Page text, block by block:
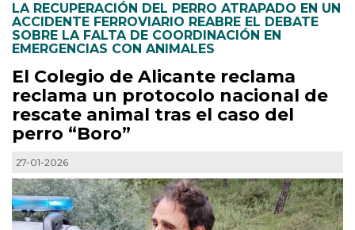
LA RECUPERACIÓN DEL PERRO ATRAPADO EN UN
ACCIDENTE FERROVIARIO REABRE EL DEBATE
SOBRE LA FALTA DE COORDINACIÓN EN
EMERGENCIAS CON ANIMALES
El Colegio de Alicante reclama
reclama un protocolo nacional de
rescate animal tras el caso del
perro “Boro”
27-01-2026